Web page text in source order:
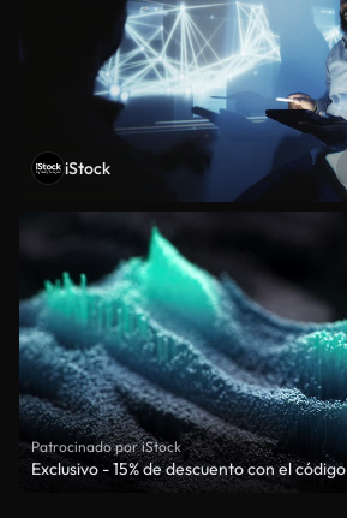
iStock
Patrocinado por iStock
Exclusivo - 15% de descuento con el código